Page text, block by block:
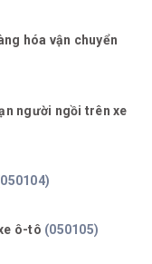
hóa vận chuyển
người ngồi trên xe
ô-tô (050105)